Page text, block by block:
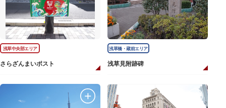
浅草中央部エリア
さらざんまいポスト
浅草橋・蔵前エリア
浅草見附跡碑